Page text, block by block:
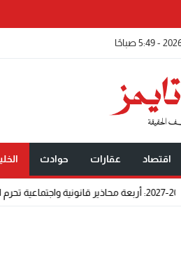
اقتصاد عقارات حوادث